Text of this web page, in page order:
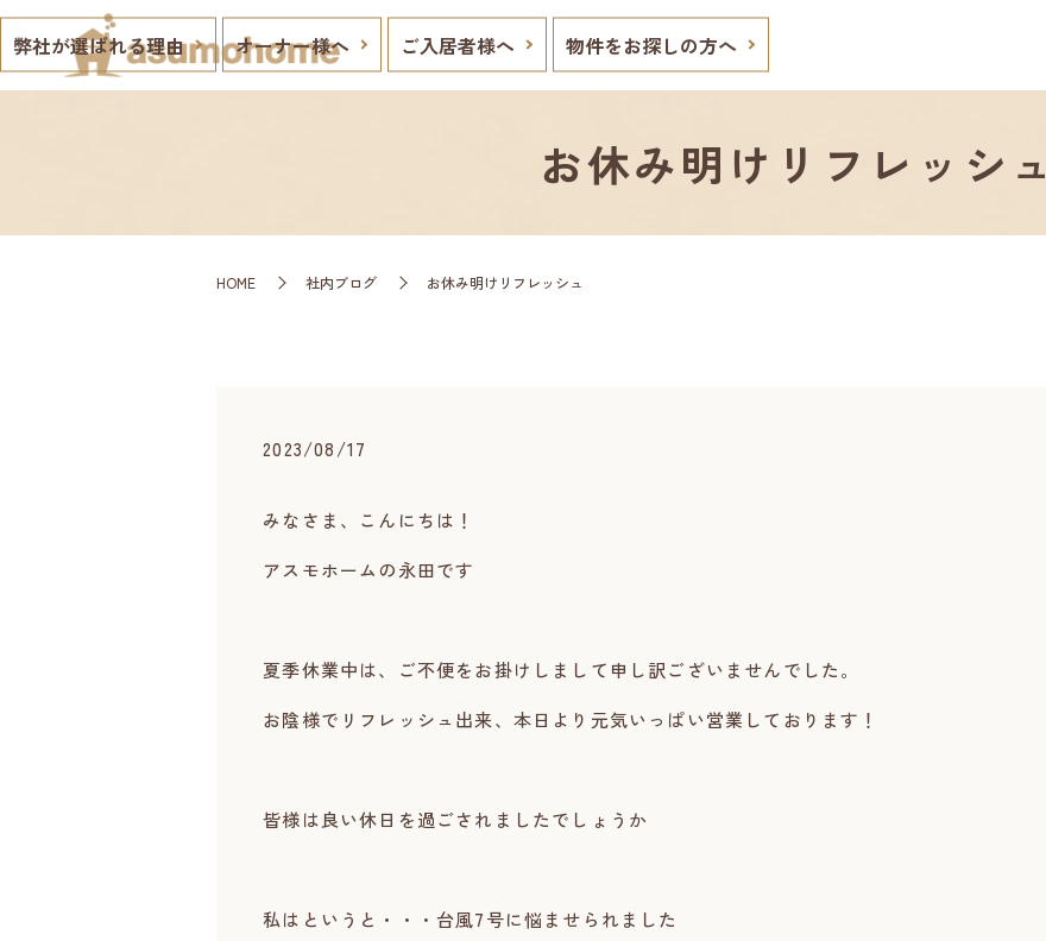
弊社が選ばれる理由 オーナー様へ ご入居者様へ 物件をお探しの方へ
お休み明けリフレッシュ
HOME 社内ブログ お休み明けリフレッシュ
2023/08/17
みなさま、こんにちは！
アスモホームの永田です
夏季休業中は、ご不便をお掛けしまして申し訳ございませんでした。
お陰様でリフレッシュ出来、本日より元気いっぱい営業しております！
皆様は良い休日を過ごされましたでしょうか
私はというと・・・台風7号に悩ませられました